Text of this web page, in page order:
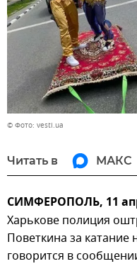
© Фото: vesti.ua
Читать в МАКС
СИМФЕРОПОЛЬ, 11
Харькове полиция
Поветкина за катание
говорится в